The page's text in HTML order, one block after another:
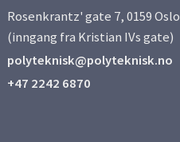
Rosenkrantz' gate 7, 0159 Oslo
(inngang fra Kristian IVs gate)
polyteknisk@polyteknisk.no
+47 2242 6870